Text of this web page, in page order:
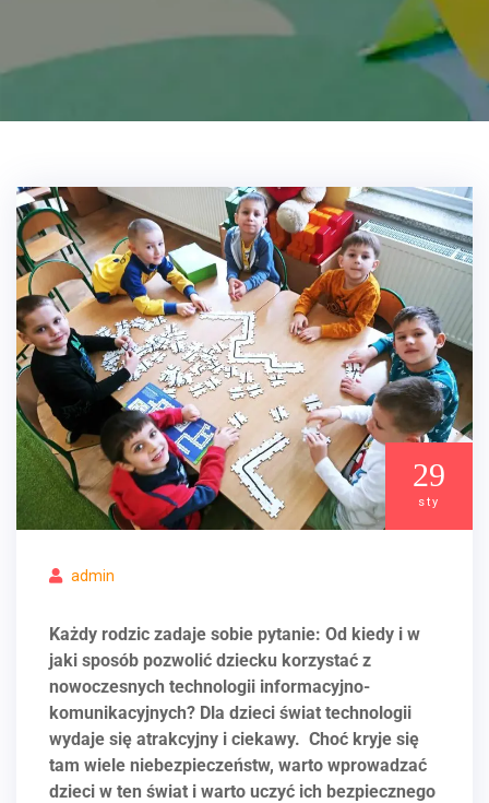
admin
29
sty
Każdy rodzic zadaje sobie pytanie: Od kiedy i w
jaki sposób pozwolić dziecku korzystać z
nowoczesnych technologii informacyjno-
komunikacyjnych? Dla dzieci świat technologii
wydaje się atrakcyjny i ciekawy. Choć kryje się
tam wiele niebezpieczeństw, warto wprowadzać
dzieci w ten świat i warto uczyć ich bezpiecznego